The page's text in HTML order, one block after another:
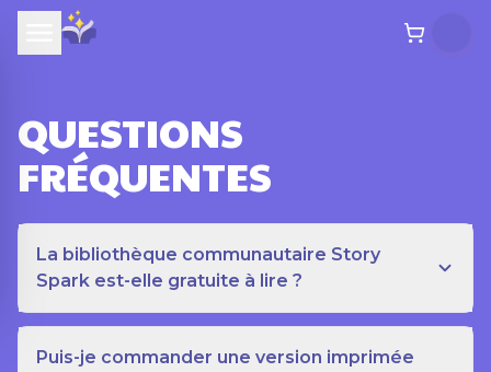
QUESTIONS
FRÉQUENTES
La bibliothèque communautaire Story
Spark est-elle gratuite à lire ?
Puis-je commander une version imprimée